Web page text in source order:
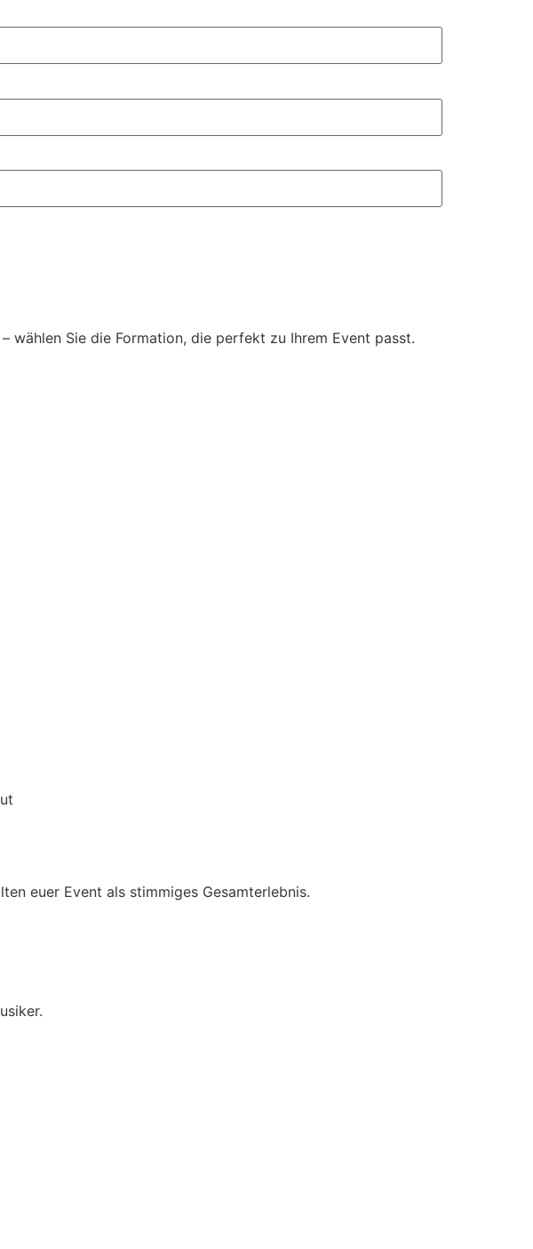
wählen Sie die Formation, die perfekt zu Ihrem Event passt.
euer Event als stimmiges Gesamterlebnis.